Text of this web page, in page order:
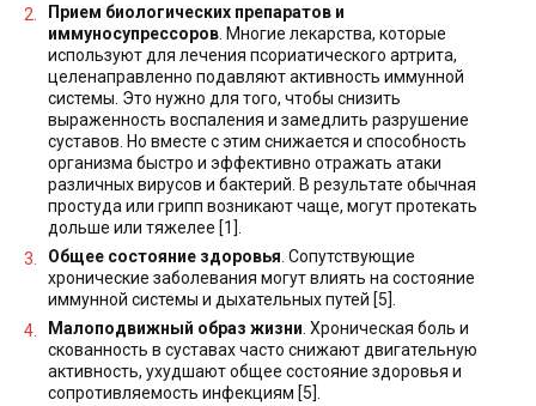
Прием биологических препаратов и
иммуносупрессоров . Многие лекарства, которые
используют для лечения псориатического артрита,
целенаправленно подавляют активность иммунной
системы. Это нужно для того, чтобы снизить
выраженность воспаления и замедлить разрушение
суставов. Но вместе с этим снижается и способность
организма быстро и эффективно отражать атаки
различных вирусов и бактерий. В результате обычная
простуда или грипп возникают чаще, могут протекать
дольше или тяжелее [1].
Общее состояние здоровья . Сопутствующие
хронические заболевания могут влиять на состояние
иммунной системы и дыхательных путей [5].
Малоподвижный образ жизни . Хроническая боль и
скованность в суставах часто снижают двигательную
активность, ухудшают общее состояние здоровья и
сопротивляемость инфекциям [5].